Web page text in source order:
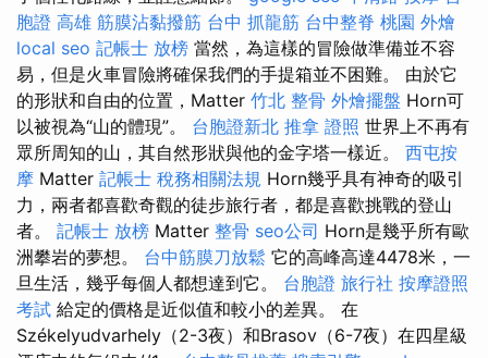
胞證 高雄 筋膜沾黏撥筋 台中 抓龍筋 台中整脊 桃園 外燴
local seo 記帳士 放榜 當然，為這樣的冒險做準備並不容
易，但是火車冒險將確保我們的手提箱並不困難。 由於它
的形狀和自由的位置，Matter 竹北 整骨 外燴擺盤 Horn可
以被視為“山的體現”。 台胞證新北 推拿 證照 世界上不再有
眾所周知的山，其自然形狀與他的金字塔一樣近。 西屯按
摩 Matter 記帳士 稅務相關法規 Horn幾乎具有神奇的吸引
力，兩者都喜歡奇觀的徒步旅行者，都是喜歡挑戰的登山
者。 記帳士 放榜 Matter 整骨 seo公司 Horn是幾乎所有歐
洲攀岩的夢想。 台中筋膜刀放鬆 它的高峰高達4478米，一
旦生活，幾乎每個人都想達到它。 台胞證 旅行社 按摩證照
考試 給定的價格是近似值和較小的差異。 在
Székelyudvarhely（2-3夜）和Brasov（6-7夜）在四星級